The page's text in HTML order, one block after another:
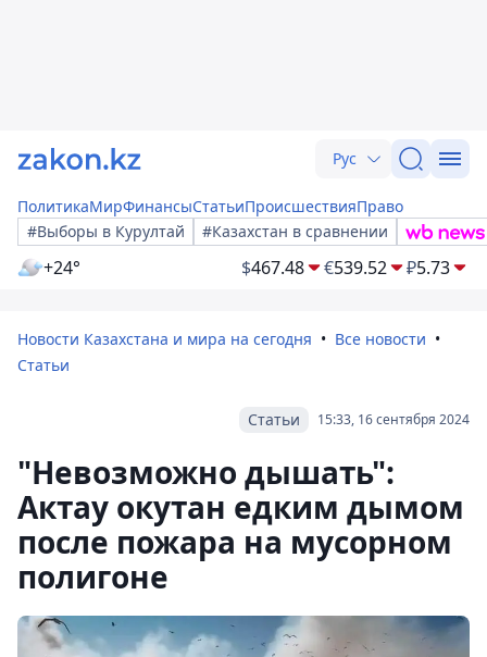
Рус
ПолитикаМирФинансыСтатьиПроисшествияПраво
#Выборы в Курултай
#Казахстан в сравнении
+24° $467.48 €539.52 ₽5.73
Новости Казахстана и мира на сегодня
Все новости
Статьи
15:33, 16 сентября 2024
Статьи
"Невозможно дышать":
Актау окутан едким дымом
после пожара на мусорном
полигоне